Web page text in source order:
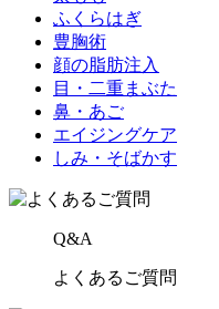
ふくらはぎ
豊胸術
顔の脂肪注入
目・二重まぶた
鼻・あご
エイジングケア
しみ・そばかす
Q&A
よくあるご質問